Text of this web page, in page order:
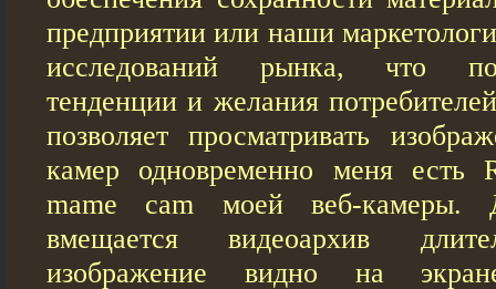
предприятии или наши
исследований рынка, что
тенденции и желания
позволяет просматривать
камер одновременно меня есть
mame cam моей веб-камеры.
вмещается видеоархив
изображение видно на